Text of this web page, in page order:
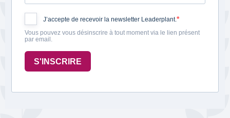
J’accepte de recevoir la newsletter Leaderplant.
Vous pouvez vous désinscrire à tout moment via le lien présent
par email.
S'INSCRIRE